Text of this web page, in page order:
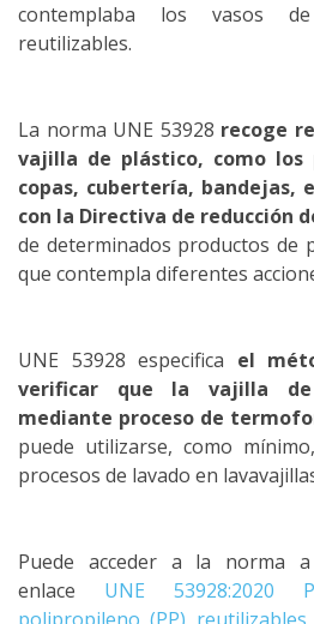
contemplaba los vasos
reutilizables.
La norma UNE 53928 recoge
vajilla de plástico, como los
copas, cubertería, bandejas,
con la Directiva de reducción
de determinados productos de
que contempla diferentes
UNE 53928 especifica el
verificar que la vajilla de
mediante proceso de
puede utilizarse, como
procesos de lavado en
Puede acceder a la norma
enlace UNE 53928:2020